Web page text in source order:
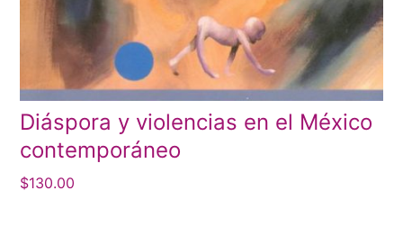
Diáspora y violencias en el México
contemporáneo
$130.00